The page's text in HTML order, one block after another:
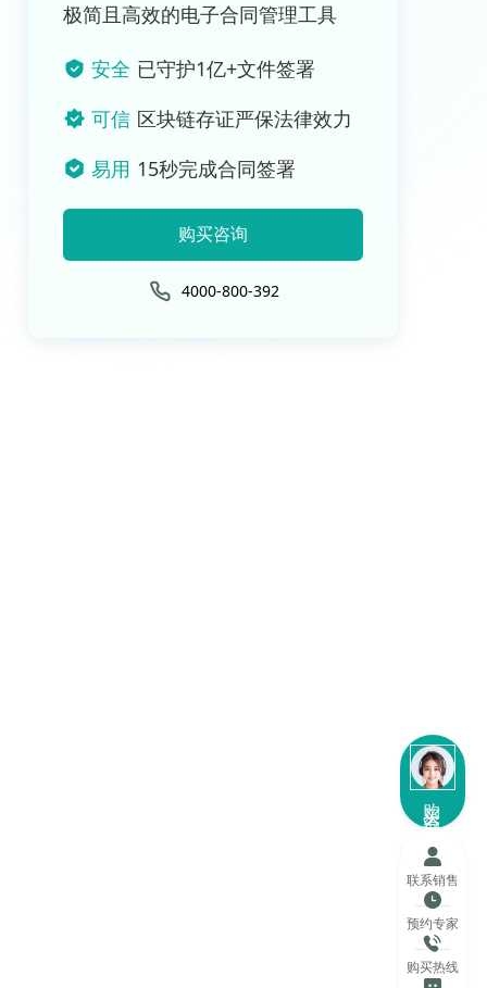
极简且高效的电子合同管理工具
安全 已守护1亿+文件签署
可信 区块链存证严保法律效力
易用 15秒完成合同签署
购买咨询
4000-800-392
购买咨询
联系销售
预约专家
购买热线